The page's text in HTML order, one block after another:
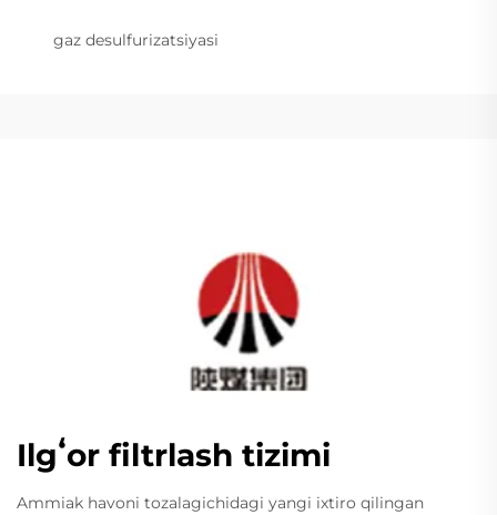
gaz desulfurizatsiyasi
Ilgʻor filtrlash tizimi
Ammiak havoni tozalagichidagi yangi ixtiro qilingan